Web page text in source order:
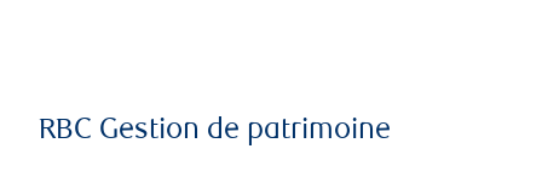
RBC Gestion de patrimoine